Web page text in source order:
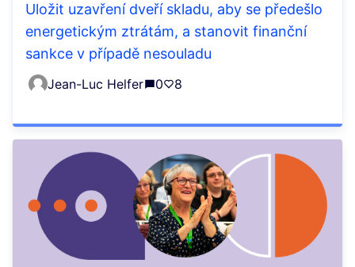
Uložit uzavření dveří skladu, aby se předešlo
energetickým ztrátám, a stanovit finanční
sankce v případě nesouladu
Jean-Luc Helfer 0 8